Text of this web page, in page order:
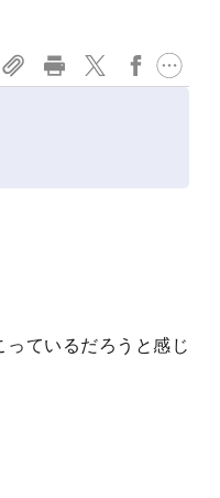
ているだろうと感じ